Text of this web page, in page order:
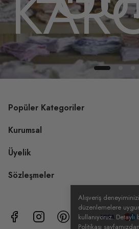
Alışveriş
düzenlemelere
kullanıyoruz.
Politikası
Popüler Kategoriler
Kurumsal
Üyelik
Sözleşmeler